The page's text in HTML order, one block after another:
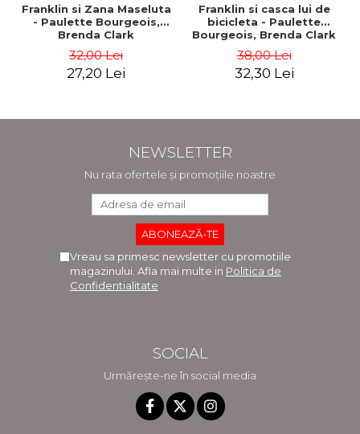
Franklin si Zana Maseluta
- Paulette Bourgeois,
Brenda Clark
32,00 Lei
27,20 Lei
Franklin si casca lui de
bicicleta - Paulette
Bourgeois, Brenda Clark
38,00 Lei
32,30 Lei
NEWSLETTER
Nu rata ofertele și promoțiile noastre
Vreau sa primesc newsletter cu promotiile
magazinului. Afla mai multe in Politica de
Confidentialitate
SOCIAL
Urmărește-ne în social media